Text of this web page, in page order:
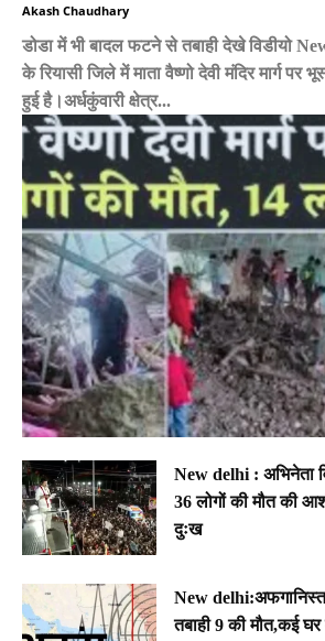
Akash Chaudhary
डोडा में भी बादल फटने से तबाही देखे विडीयो
के रियासी जिले में माता वैष्णो देवी मंदिर मार्ग
हुई है।अर्धकुंवारी क्षेत्र...
New delhi : अभिनेता
36 लोगों की मौत की
दुःख
New
तबाही 9 की मौत,कई